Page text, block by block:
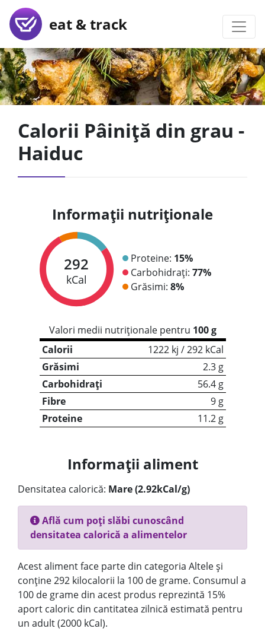
eat & track
Calorii Pâiniţă din grau -
Haiduc
Informații nutriționale
292
kCal
Proteine: 15%
Carbohidrați: 77%
Grăsimi: 8%
Valori medii nutriționale pentru 100 g
Calorii
1222 kj / 292 kCal
Grăsimi
2.3 g
Carbohidrați
56.4 g
Fibre
9 g
Proteine
11.2 g
Informații aliment
Densitatea calorică: Mare (2.92kCal/g)
Află cum poți slăbi cunoscând
densitatea calorică a alimentelor
Acest aliment face parte din categoria Altele și
conține 292 kilocalorii la 100 de grame. Consumul a
100 de grame din acest produs reprezintă 15%
aport caloric din cantitatea zilnică estimată pentru
un adult (2000 kCal).